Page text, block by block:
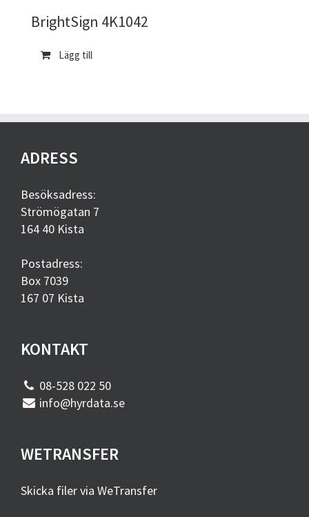
BrightSign 4K1042
Lägg till
ADRESS
Besöksadress:
Strömögatan 7
164 40 Kista
Postadress:
Box 7039
167 07 Kista
KONTAKT
08-528 022 50
info@hyrdata.se
WETRANSFER
Skicka filer via WeTransfer